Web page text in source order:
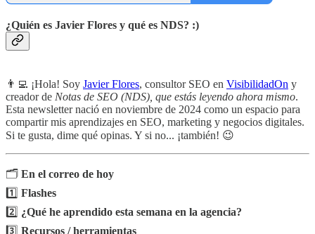
¿Quién es Javier Flores y qué es NDS? :)
👨‍💻 ¡Hola! Soy Javier Flores, consultor SEO en VisibilidadOn y
creador de Notas de SEO (NDS), que estás leyendo ahora mismo.
Esta newsletter nació en noviembre de 2024 como un espacio para
compartir mis aprendizajes en SEO, marketing y negocios digitales.
Si te gusta, dime qué opinas. Y si no... ¡también! 😉
🗂️ En el correo de hoy
1️⃣ Flashes
2️⃣ ¿Qué he aprendido esta semana en la agencia?
3️⃣ Recursos / herramientas